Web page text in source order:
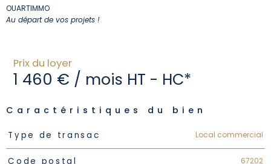
OUARTIMMO
Au départ de vos projets !
Prix du loyer
1 460 € / mois HT - HC*
Caractéristiques du bien
Caractéristiques Valeurs
Type de transac Local commercial
Code postal 67202